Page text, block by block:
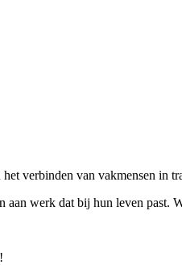
verbinden van vakmensen
aan werk dat bij hun leven past.